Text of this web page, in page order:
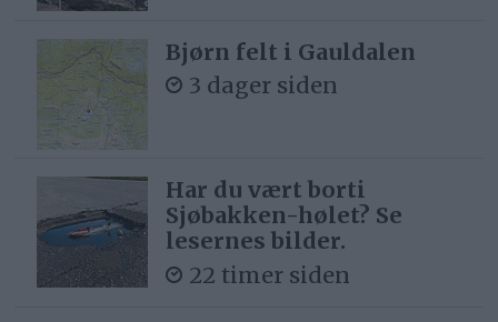
Bjørn felt i Gauldalen
3 dager siden
Har du vært borti
Sjøbakken-hølet? Se
lesernes bilder.
22 timer siden